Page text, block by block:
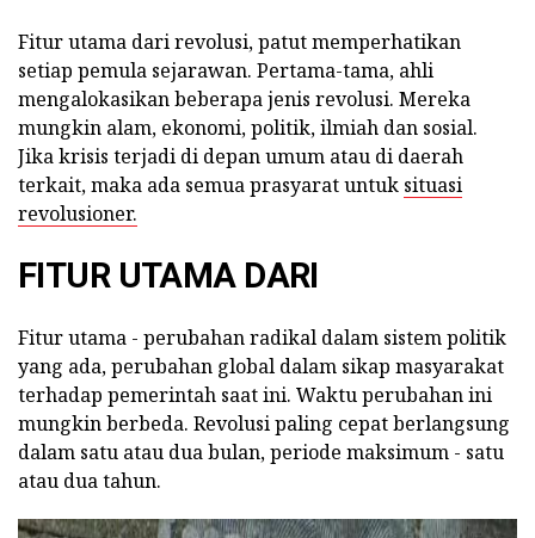
Fitur utama dari revolusi, patut memperhatikan
setiap pemula sejarawan. Pertama-tama, ahli
mengalokasikan beberapa jenis revolusi. Mereka
mungkin alam, ekonomi, politik, ilmiah dan sosial.
Jika krisis terjadi di depan umum atau di daerah
terkait, maka ada semua prasyarat untuk situasi
revolusioner.
FITUR UTAMA DARI
Fitur utama - perubahan radikal dalam sistem politik
yang ada, perubahan global dalam sikap masyarakat
terhadap pemerintah saat ini. Waktu perubahan ini
mungkin berbeda. Revolusi paling cepat berlangsung
dalam satu atau dua bulan, periode maksimum - satu
atau dua tahun.